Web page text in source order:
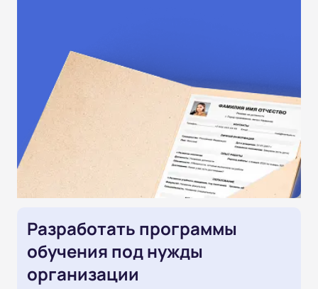
Разработать программы
обучения под нужды
организации